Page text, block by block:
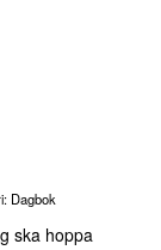
Dagbok
ska hoppa